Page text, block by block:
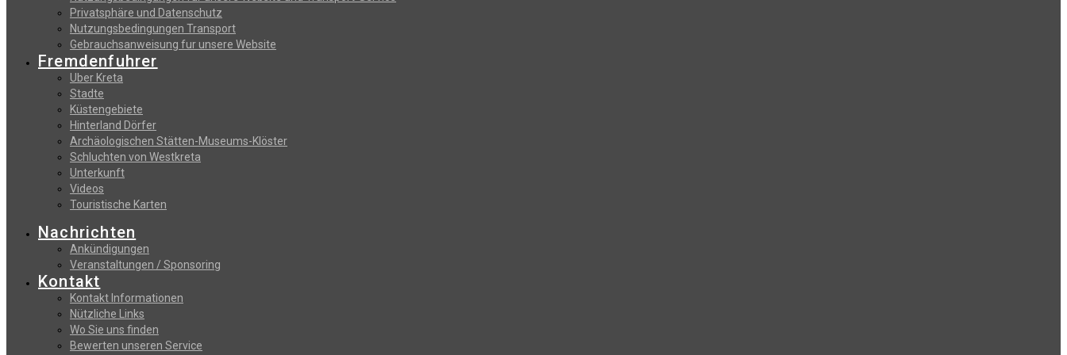
Privatsphäre und Datenschutz
Nutzungsbedingungen Transport
Gebrauchsanweisung fur unsere Website
Fremdenfuhrer
Uber Kreta
Stadte
Küstengebiete
Hinterland Dörfer
Archäologischen Stätten-Museums-Klöster
Schluchten von Westkreta
Unterkunft
Videos
Touristische Karten
Nachrichten
Ankündigungen
Veranstaltungen / Sponsoring
Kontakt
Kontakt Informationen
Nützliche Links
Wo Sie uns finden
Bewerten unseren Service